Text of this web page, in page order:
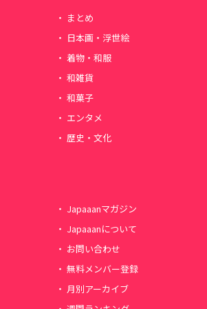
まとめ
日本画・浮世絵
着物・和服
和雑貨
和菓子
エンタメ
歴史・文化
Japaaanマガジン
Japaaanについて
お問い合わせ
無料メンバー登録
月別アーカイブ